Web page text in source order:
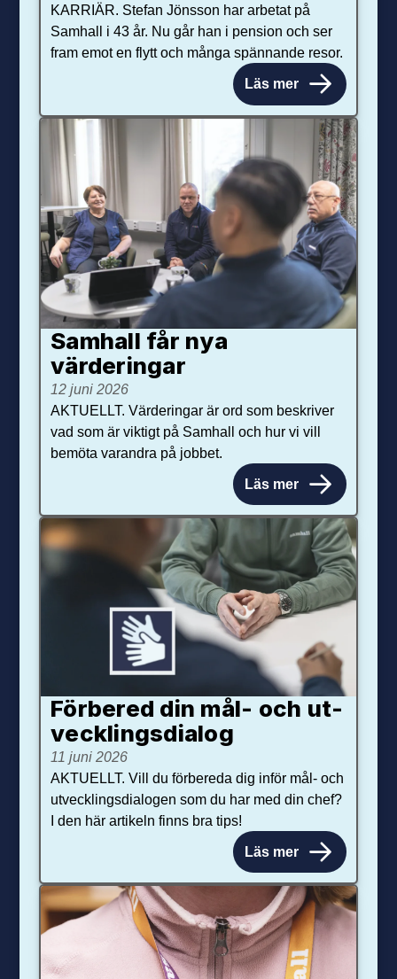
KARRIÄR. Stefan Jönsson har arbetat på
Samhall i 43 år. Nu går han i pension och ser
fram emot en flytt och många spännande resor.
Läs mer
Samhall får nya
värdering­ar
12 juni 2026
AKTUELLT. Värderingar är ord som beskriver
vad som är viktigt på Samhall och hur vi vill
bemöta varandra på jobbet.
Läs mer
Förbered din mål- och ut­
veck­lings­dialog
11 juni 2026
AKTUELLT. Vill du förbereda dig inför mål- och
utvecklingsdialogen som du har med din chef?
I den här artikeln finns bra tips!
Läs mer